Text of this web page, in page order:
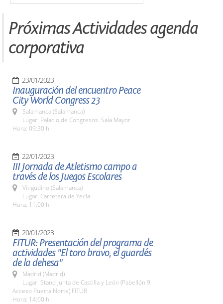
Próximas Actividades agenda
corporativa
23/01/2023
Inauguración del encuentro Peace
City World Congress 23
Salamanca (Salamanca)
Lugar: Palacio de Congresos. Sala Mayor
Hora: 09:30 h.
22/01/2023
III Jornada de Atletismo campo a
través de los Juegos Escolares
Vitigudino (Salamanca)
Lugar: Carretera de Yecla
Hora: 11:00 h.
20/01/2023
FITUR: Presentación del programa de
actividades "El toro bravo, el guardés
de la dehesa"
Madrid (Madrid)
Lugar: Stand Junta de Castilla y León (Pabellón 9.
Acceso Puerta Norte) FITUR
Hora: 14:00 h.